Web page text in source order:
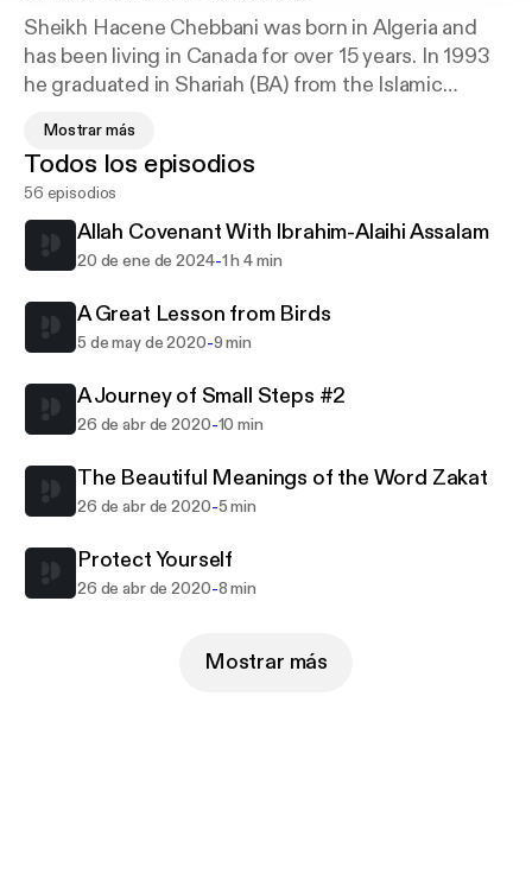
Sheikh Hacene Chebbani was born in Algeria and
has been living in Canada for over 15 years. In 1993
he graduated in Shariah (BA) from the Islamic
While there he took the opportunity to study
Aqidah, Fiqh and Hadith with some of the notable
scholars of that blessed city.
Sheikh Hacene has worked in Islamic schools
has served as Shariah consultant and head teacher
for over 6 years in Canada.
Sheikh Hacene is currently a religious director in
IISC Islamic centre in Calgary where he gives
community. He is also an online instructor for
Knowledge International University. He is married
and has 5 children and enjoys sports and reading in
his spare time.
Banking, Management and Finance from the
Mostrar más
Todos los episodios
56 episodios
Allah Covenant With Ibrahim-Alaihi Assalam
20 de ene de 2024-1 h 4 min
A Great Lesson from Birds
5 de may de 2020-9 min
A Journey of Small Steps #2
26 de abr de 2020-10 min
The Beautiful Meanings of the Word Zakat
26 de abr de 2020-5 min
Protect Yourself
26 de abr de 2020-8 min
Mostrar más